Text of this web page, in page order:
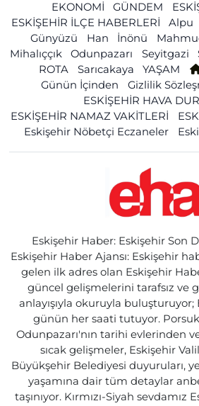
EKONOMİ
GÜNDEM
ESKİŞEHİR İLÇE HABERLERİ
Alpu
Günyüzü
Han İnönü
Mihalıççık
Odunpazarı Seyitgazi
ROTA
Sarıcakaya YAŞAM
Günün İçinden
Gizlilik
ESKİŞEHİR HAVA
ESKİŞEHİR NAMAZ VAKİTLERİ
Eskişehir Nöbetçi Eczaneler
Eskişehir Haber: Eskişehir Son
Eskişehir Haber Ajansı: Eskişehir
gelen ilk adres olan Eskişehir
güncel gelişmelerini tarafsız ve
anlayışıyla okuruyla buluşturuyor;
günün her saati tutuyor. Porsuk
Odunpazarı'nın tarihi evlerinden
sıcak gelişmeler, Eskişehir
Büyükşehir Belediyesi duyuruları,
yaşamına dair tüm detaylar
taşınıyor. Kırmızı-Siyah